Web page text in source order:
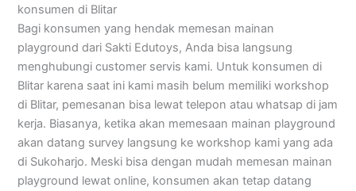
konsumen di Blitar
Bagi konsumen yang hendak memesan mainan
playground dari Sakti Edutoys, Anda bisa langsung
menghubungi customer servis kami. Untuk konsumen di
Blitar karena saat ini kami masih belum memiliki workshop
di Blitar, pemesanan bisa lewat telepon atau whatsap di jam
kerja. Biasanya, ketika akan memesaan mainan playground
akan datang survey langsung ke workshop kami yang ada
di Sukoharjo. Meski bisa dengan mudah memesan mainan
playground lewat online, konsumen akan tetap datang